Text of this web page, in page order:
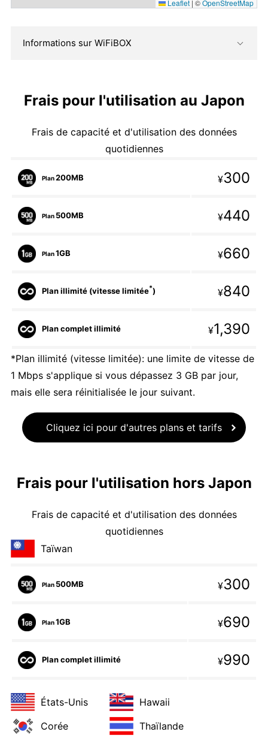
Leaflet | ©OpenStreetMap
Informations sur WiFiBOX
Frais pour l'utilisation au Japon
Frais de capacité et d'utilisation des données
quotidiennes
Plan200MB ¥300
Plan 500MB ¥440
Plan1GB ¥660
Plan illimité (vitesse limitée*) ¥840
Plan complet illimité ¥1,390
*Plan illimité (vitesse limitée): une limite de vitesse de
1 Mbps s'applique si vous dépassez 3 GB par jour,
mais elle sera réinitialisée le jour suivant.
Cliquez ici pour d'autres plans et tarifs
Frais pour l'utilisation hors Japon
Frais de capacité et d'utilisation des données
quotidiennes
Taïwan
Plan 500MB ¥300
Plan1GB ¥690
Plan complet illimité ¥990
États-Unis
Hawaii
Corée
Thaïlande